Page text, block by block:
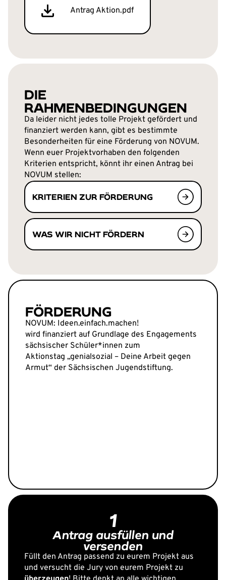
Antrag Aktion.pdf
DIE
RAHMENBEDINGUNGEN
Da leider nicht jedes tolle Projekt gefördert und
finanziert werden kann, gibt es bestimmte
Besonderheiten für eine Förderung von NOVUM.
Wenn euer Projektvorhaben den folgenden
Kriterien entspricht, könnt ihr einen Antrag bei
NOVUM stellen:
KRITERIEN ZUR FÖRDERUNG
WAS WIR NICHT FÖRDERN
FÖRDERUNG
NOVUM: Ideen.einfach.machen!
wird finanziert auf Grundlage des Engagements
sächsischer Schüler*innen zum
Aktionstag „genialsozial – Deine Arbeit gegen
Armut“ der Sächsischen Jugendstiftung.
1
Antrag ausfüllen und
versenden
Füllt den Antrag passend zu eurem Projekt aus
und versucht die Jury von eurem Projekt zu